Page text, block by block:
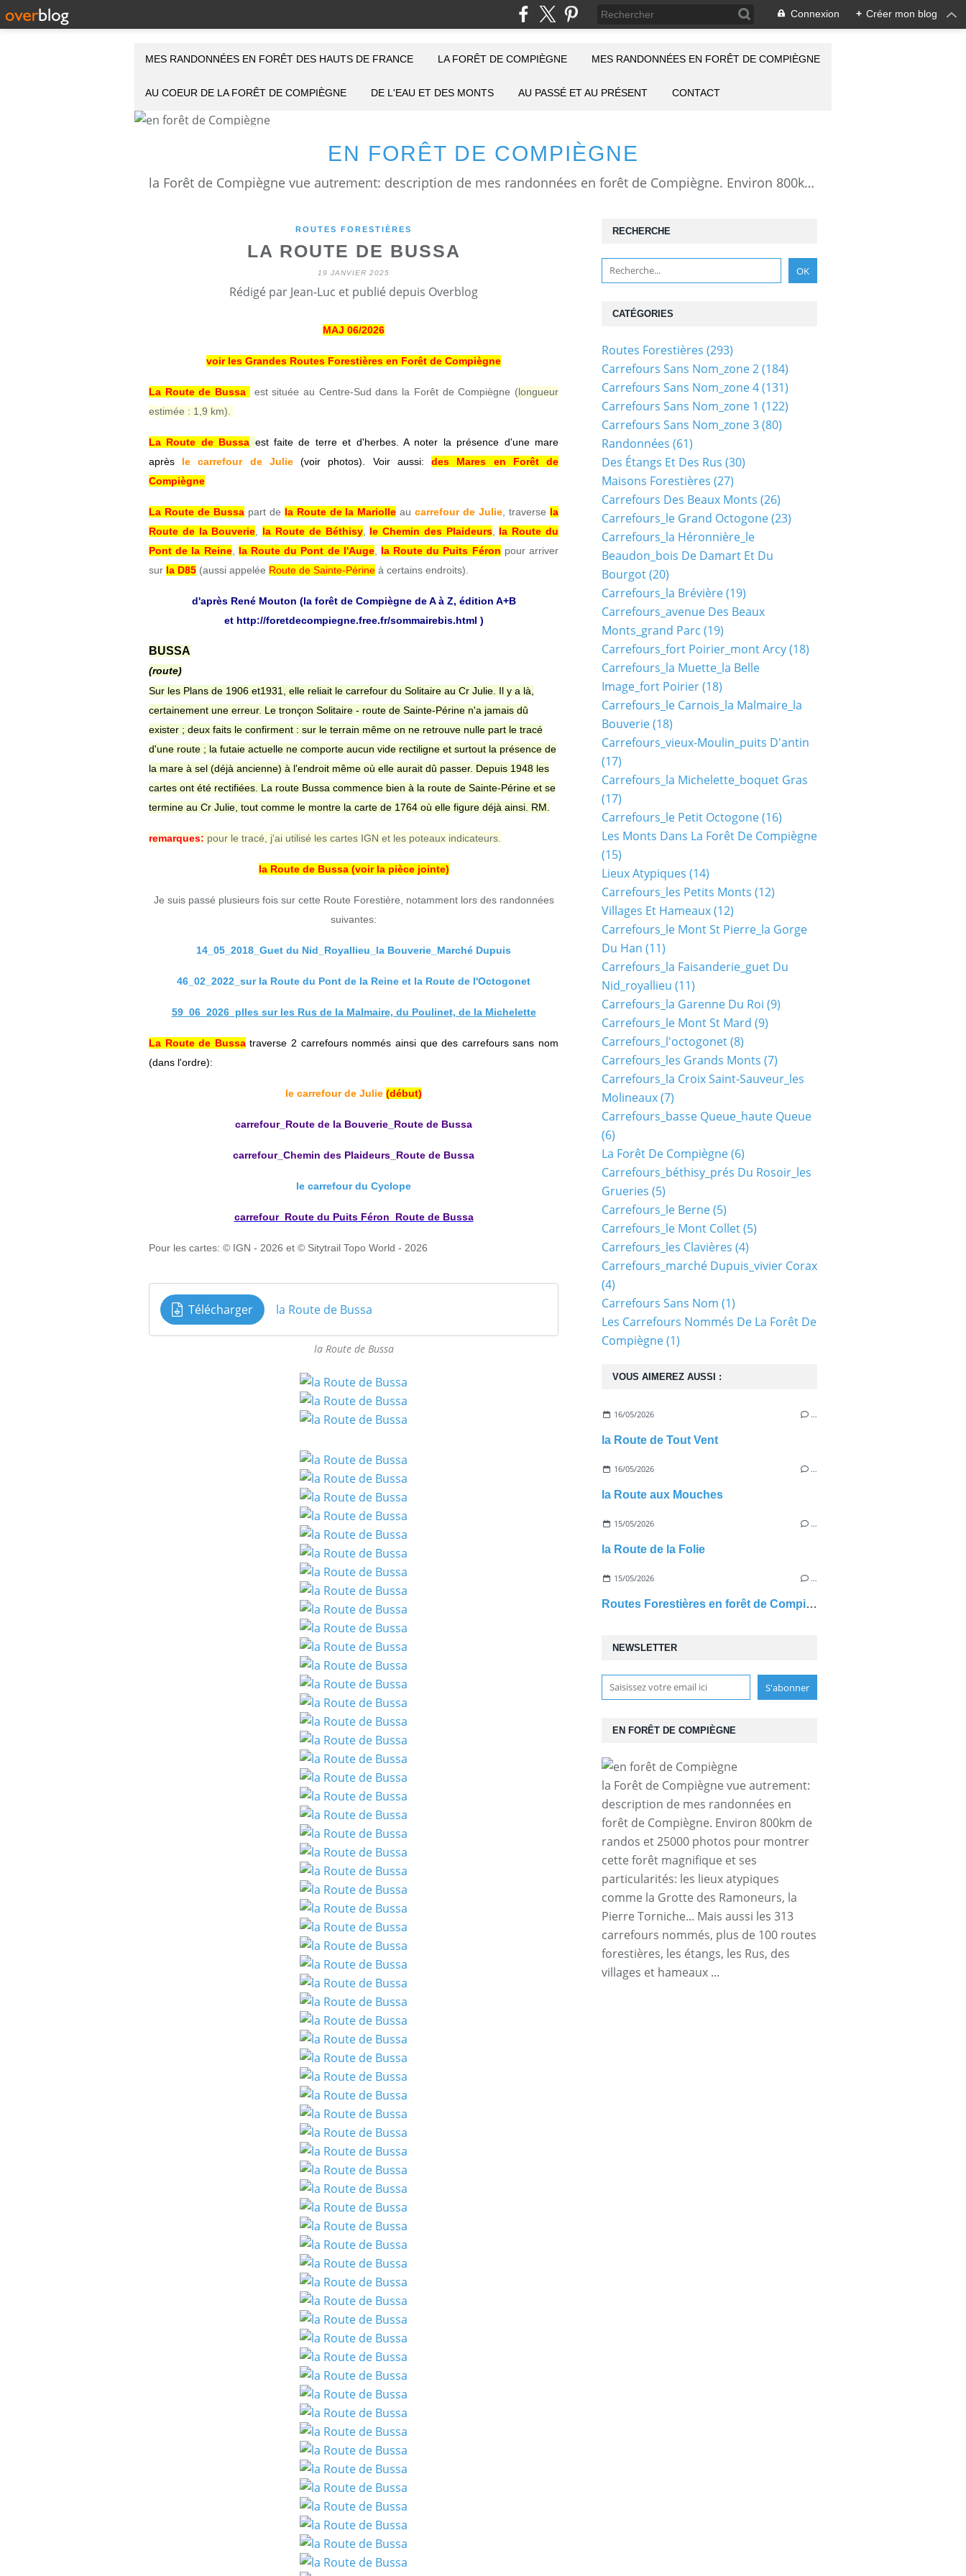
Connexion + Créer mon blog
EN FORÊT DE COMPIÈGNE
la Forêt de Compiègne vue autrement: description de mes randonnées en forêt de Compiègne. Environ 800km de randos et 25000 photos pour montrer cette forêt magnifique et ses particularités: les lieux atypiques comme la Grotte des Ramoneurs, la Pierre Torniche... Mais aussi les 313 carrefours nommés, plus de 100 routes forestières, les étangs, les Rus, des villages et hameaux ...
MES RANDONNÉES EN FORÊT DES HAUTS DE FRANCE LA FORÊT DE COMPIÈGNE MES RANDONNÉES EN FORÊT DE COMPIÈGNE
AU COEUR DE LA FORÊT DE COMPIÈGNE DE L'EAU ET DES MONTS AU PASSÉ ET AU PRÉSENT CONTACT
ROUTES FORESTIÈRES
LA ROUTE DE BUSSA
19 JANVIER 2025
Rédigé par Jean-Luc et publié depuis Overblog
MAJ 06/2026
voir les Grandes Routes Forestières en Forêt de Compiègne
La Route de Bussa est située au Centre-Sud dans la Forêt de Compiègne (longueur
estimée : 1,9 km).
La Route de Bussa est faite de terre et d'herbes. A noter la présence d'une mare
après le carrefour de Julie(voir photos). Voir aussi:des Mares en Forêt de
Compiègne
La Route de Bussapart de la Route de la Mariolle aucarrefour de Julie , traverse la
Route de la Bouverie
la Route de Béthisy, le Chemin des Plaideurs, la Route du
Pont de la Reine, la Route du Pont de l'Auge, la Route du Puits Féron pour arriver
sur la D85 (aussi appelée Route de Sainte-Périne à certains endroits).
d'après René Mouton (la forêt de Compiègne de A à Z, édition A+B
et http://foretdecompiegne.free.fr/sommairebis.html )
BUSSA
(route)
Sur les Plans de 1906 et1931, elle reliait le carrefour du Solitaire au Cr Julie. Il y a là,
certainement une erreur. Le tronçon Solitaire - route de Sainte-Périne n'a jamais dû
exister ; deux faits le confirment : sur le terrain même on ne retrouve nulle part le tracé
d'une route ; la futaie actuelle ne comporte aucun vide rectiligne et surtout la présence de
la mare à sel (déjà ancienne) à l'endroit même où elle aurait dû passer. Depuis 1948 les
cartes ont été rectifiées. La route Bussa commence bien à la route de Sainte-Périne et se
termine au Cr Julie, tout comme le montre la carte de 1764 où elle figure déjà ainsi. RM.
remarques: pour le tracé, j'ai utilisé les cartes IGN et les poteaux indicateurs.
la Route de Bussa (voir la pièce jointe)
Je suis passé plusieurs fois sur cette Route Forestière, notamment lors des randonnées
suivantes:
14_05_2018_Guet du Nid_Royallieu_la Bouverie_Marché Dupuis
46_02_2022_sur la Route du Pont de la Reine et la Route de l'Octogonet
59_06_2026_plles sur les Rus de la Malmaire, du Poulinet, de la Michelette
La Route de Bussatraverse 2 carrefours nommés ainsi que des carrefours sans nom
(dans l'ordre):
le carrefour de Julie (début)
carrefour_Route de la Bouverie_Route de Bussa
carrefour_Chemin des Plaideurs_Route de Bussa
le carrefour du Cyclope
carrefour_Route du Puits Féron_Route de Bussa
Pour les cartes: © IGN - 2026 et © Sitytrail Topo World - 2026
Télécharger la Route de Bussa
la Route de Bussa
NEWSLETTER
RECHERCHE
EN FORÊT DE COMPIÈGNE
la Forêt de Compiègne vue autrement:
description de mes randonnées en
forêt de Compiègne. Environ 800km de
randos et 25000 photos pour montrer
cette forêt magnifique et ses
particularités: les lieux atypiques
comme la Grotte des Ramoneurs, la
Pierre Torniche... Mais aussi les 313
carrefours nommés, plus de 100 routes
forestières, les étangs, les Rus, des
villages et hameaux ...
VOUS AIMEREZ AUSSI :
16/05/2026 …
la Route de Tout Vent
16/05/2026 …
la Route aux Mouches
15/05/2026 …
la Route de la Folie
15/05/2026 …
Routes Forestières en forêt de Compiègne
CATÉGORIES
Routes Forestières (293)
Carrefours Sans Nom_zone 2(184)
Carrefours Sans Nom_zone 4(131)
Carrefours Sans Nom_zone 1 (122)
Carrefours Sans Nom_zone 3(80)
Randonnées (61)
Des Étangs Et Des Rus (30)
Maisons Forestières (27)
Carrefours Des Beaux Monts (26)
Carrefours_le Grand Octogone(23)
Carrefours_la Héronnière_le
Beaudon_bois De Damart Et Du
Bourgot(20)
Carrefours_la Brévière(19)
Carrefours_avenue Des Beaux
Monts_grand Parc (19)
Carrefours_fort Poirier_mont Arcy(18)
Carrefours_la Muette_la Belle
Image_fort Poirier(18)
Carrefours_le Carnois_la Malmaire_la
Bouverie(18)
Carrefours_vieux-Moulin_puits D'antin
(17)
Carrefours_la Michelette_boquet Gras
(17)
Carrefours_le Petit Octogone(16)
Les Monts Dans La Forêt De Compiègne
(15)
Lieux Atypiques (14)
Carrefours_les Petits Monts (12)
Villages Et Hameaux(12)
Carrefours_le Mont St Pierre_la Gorge
Du Han (11)
Carrefours_la Faisanderie_guet Du
Nid_royallieu (11)
Carrefours_la Garenne Du Roi (9)
Carrefours_le Mont St Mard (9)
Carrefours_l'octogonet(8)
Carrefours_les Grands Monts (7)
Carrefours_la Croix Saint-Sauveur_les
Molineaux(7)
Carrefours_basse Queue_haute Queue
(6)
La Forêt De Compiègne(6)
Carrefours_béthisy_prés Du Rosoir_les
Grueries (5)
Carrefours_le Berne(5)
Carrefours_le Mont Collet(5)
Carrefours_les Clavières (4)
Carrefours_marché Dupuis_vivier Corax
(4)
Carrefours Sans Nom (1)
Les Carrefours Nommés De La Forêt De
Compiègne(1)